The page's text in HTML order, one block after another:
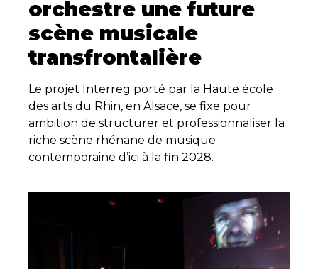
orchestre une future
scène musicale
transfrontalière
Le projet Interreg porté par la Haute école
des arts du Rhin, en Alsace, se fixe pour
ambition de structurer et professionnaliser la
riche scène rhénane de musique
contemporaine d’ici à la fin 2028.